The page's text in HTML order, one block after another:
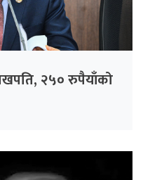
२५० रुपैयाँको